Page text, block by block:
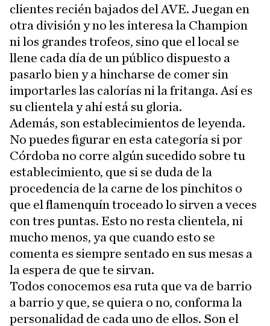
clientes recién bajados del AVE. Juegan en
otra división y no les interesa la Champion
ni los grandes trofeos, sino que el local se
llene cada día de un público dispuesto a
pasarlo bien y a hincharse de comer sin
importarles las calorías ni la fritanga. Así es
su clientela y ahí está su gloria.
Además, son establecimientos de leyenda.
No puedes figurar en esta categoría si por
Córdoba no corre algún sucedido sobre tu
establecimiento, que si se duda de la
procedencia de la carne de los pinchitos o
que el flamenquín troceado lo sirven a veces
con tres puntas. Esto no resta clientela, ni
mucho menos, ya que cuando esto se
comenta es siempre sentado en sus mesas a
la espera de que te sirvan.
Todos conocemos esa ruta que va de barrio
a barrio y que, se quiera o no, conforma la
personalidad de cada uno de ellos. Son el